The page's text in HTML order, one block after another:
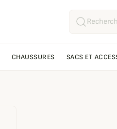
CHAUSSURES SACS ET